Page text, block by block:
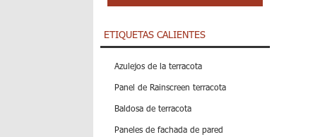
ETIQUETAS CALIENTES
Azulejos de la terracota
Panel de Rainscreen terracota
Baldosa de terracota
Paneles de fachada de pared